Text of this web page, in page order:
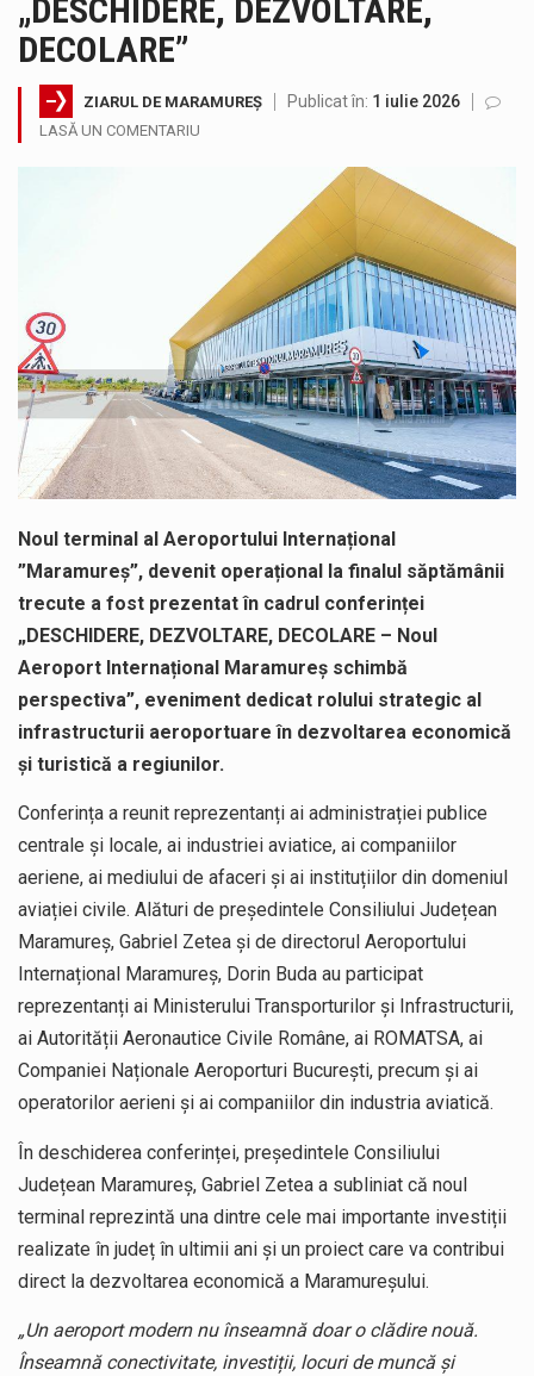
Vremea va fi caniculară. Disconfortul termic va fi accentuat, iar indicele temperatură-umezeală (ITU) va depăși pragul critic de 80 de…
A fost finalizat proiectul care prevede un nou spatiu de joacă pentru copiii din localitatea Tulghieș. Primarul comunei Miresu Mare,…
„DESCHIDERE, DEZVOLTARE,
DECOLARE”
ZIARUL DE MARAMUREȘ Publicat în: 1 iulie 2026
LASĂ UN COMENTARIU
Noul terminal al Aeroportului Internațional
”Maramureș”, devenit operațional la finalul săptămânii
trecute a fost prezentat în cadrul conferinței
„DESCHIDERE, DEZVOLTARE, DECOLARE – Noul
Aeroport Internațional Maramureș schimbă
perspectiva”, eveniment dedicat rolului strategic al
infrastructurii aeroportuare în dezvoltarea economică
și turistică a regiunilor.
Conferința a reunit reprezentanți ai administrației publice
centrale și locale, ai industriei aviatice, ai companiilor
aeriene, ai mediului de afaceri și ai instituțiilor din domeniul
aviației civile. Alături de președintele Consiliului Județean
Maramureș, Gabriel Zetea și de directorul Aeroportului
Internațional Maramureș, Dorin Buda au participat
reprezentanți ai Ministerului Transporturilor și Infrastructurii,
ai Autorității Aeronautice Civile Române, ai ROMATSA, ai
Companiei Naționale Aeroporturi București, precum și ai
operatorilor aerieni și ai companiilor din industria aviatică.
În deschiderea conferinței, președintele Consiliului
Județean Maramureș, Gabriel Zetea a subliniat că noul
terminal reprezintă una dintre cele mai importante investiții
realizate în județ în ultimii ani și un proiect care va contribui
direct la dezvoltarea economică a Maramureșului.
„Un aeroport modern nu înseamnă doar o clădire nouă.
Înseamnă conectivitate, investiții, locuri de muncă și